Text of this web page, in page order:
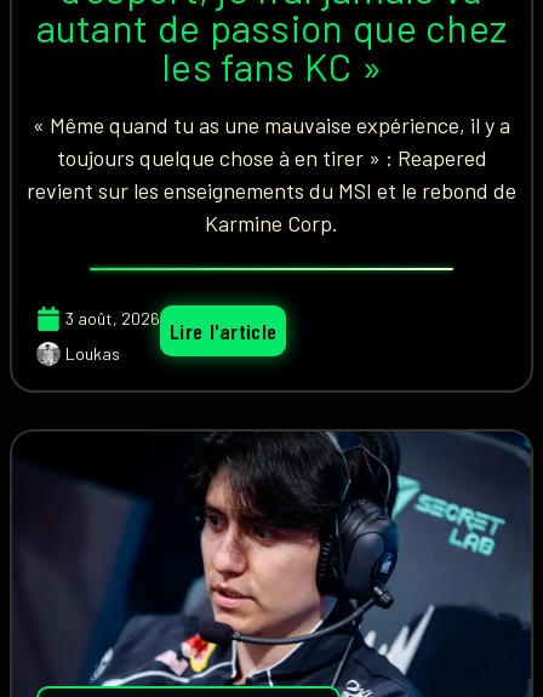
autant de passion que chez
les fans KC »
« Même quand tu as une mauvaise expérience, il y a
toujours quelque chose à en tirer » : Reapered
revient sur les enseignements du MSI et le rebond de
Karmine Corp.
3 août, 2026
Loukas
Lire l'article